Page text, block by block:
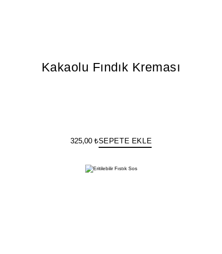
Kakaolu Fındık Kreması
325,00 ₺SEPETE EKLE